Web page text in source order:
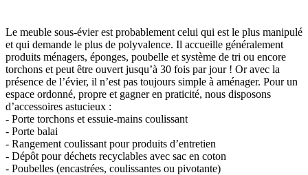
Le meuble sous-évier est probablement celui qui est le plus manipulé
et qui demande le plus de polyvalence. Il accueille généralement
produits ménagers, éponges, poubelle et système de tri ou encore
torchons et peut être ouvert jusqu’à 30 fois par jour ! Or avec la
présence de l’évier, il n’est pas toujours simple à aménager. Pour un
espace ordonné, propre et gagner en praticité, nous disposons
d’accessoires astucieux :
- Porte torchons et essuie-mains coulissant
- Porte balai
- Rangement coulissant pour produits d’entretien
- Dépôt pour déchets recyclables avec sac en coton
- Poubelles (encastrées, coulissantes ou pivotante)